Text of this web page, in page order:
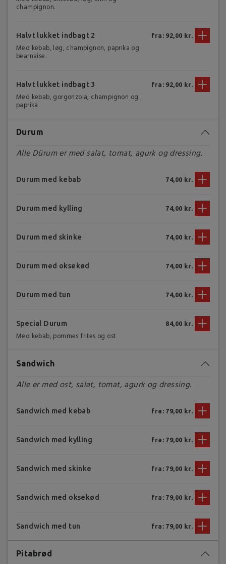
champignon.
Halvt lukket indbagt 2
Med kebab, løg, champignon, paprika og
bearnaise.
fra: 92,00 kr.
Halvt lukket indbagt 3
Med kebab, gorgonzola, champignon og
paprika
fra: 92,00 kr.
Durum
Alle Dürum er med salat, tomat, agurk og dressing.
Durum med kebab 74,00 kr.
Durum med kylling 74,00 kr.
Durum med skinke 74,00 kr.
Durum med oksekød 74,00 kr.
Durum med tun 74,00 kr.
Special Durum
Med kebab, pommes frites og ost
84,00 kr.
Sandwich
Alle er med ost, salat, tomat, agurk og dressing.
Sandwich med kebab fra: 79,00 kr.
Sandwich med kylling fra: 79,00 kr.
Sandwich med skinke fra: 79,00 kr.
Sandwich med oksekød fra: 79,00 kr.
Sandwich med tun fra: 79,00 kr.
Pitabrød